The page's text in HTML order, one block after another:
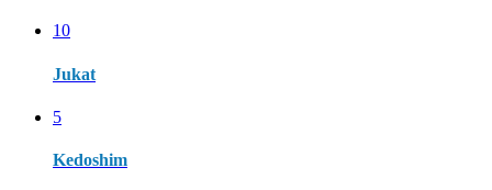
10
Jukat
5
Kedoshim